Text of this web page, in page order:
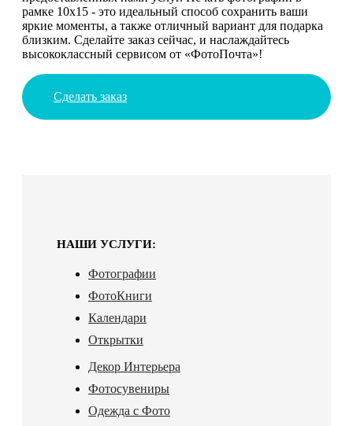
рамке 10х15 - это идеальный способ сохранить ваши
яркие моменты, а также отличный вариант для подарка
близким. Сделайте заказ сейчас, и наслаждайтесь
высококлассный сервисом от «ФотоПочта»!
Сделать заказ
НАШИ УСЛУГИ:
Фотографии
ФотоКниги
Календари
Открытки
Декор Интерьера
Фотосувениры
Одежда с Фото